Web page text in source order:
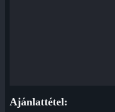
Ajánlattétel: